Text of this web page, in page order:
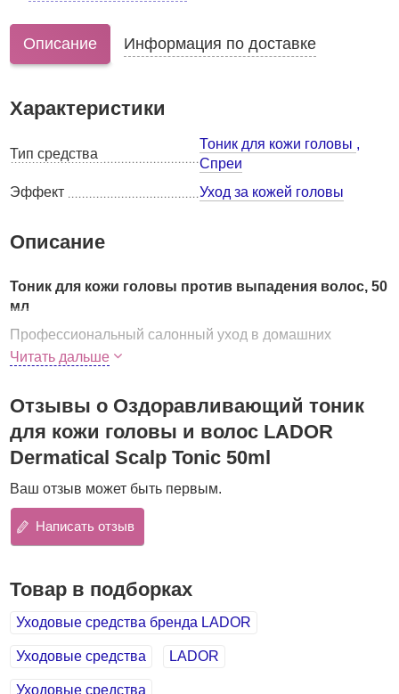
Описание Информация по доставке
Характеристики
Тип средства
Тоник для кожи головы ,
Спреи
Эффект
Уход за кожей головы
Описание
Тоник для кожи головы против выпадения волос, 50
мл
Профессиональный салонный уход в домашних
условиях. Натуральный тоник предназначен для
Применение тоника успокаивает кожу головы,
увлажняет и питает ее, улучшает кровообращение,
укрепляет волосяные луковицы, благодаря чему волосы
становятся более сильными, предупреждается их
выпадение. Сами волосы также оздоравливаются,
разглаживаются, становятся упругими и эластичными.
В составе тоника натуральные
увлажняющее, успокаивающее и
зуд, а также оказывают мощное антиоксидантное
волос.
Читать дальше
Отзывы о Оздоравливающий тоник
для кожи головы и волос LADOR
Dermatical Scalp Tonic 50ml
Ваш отзыв может быть первым.
Написать отзыв
Товар в подборках
Уходовые средства бренда LADOR
Уходовые средства LADOR
Уходовые средства